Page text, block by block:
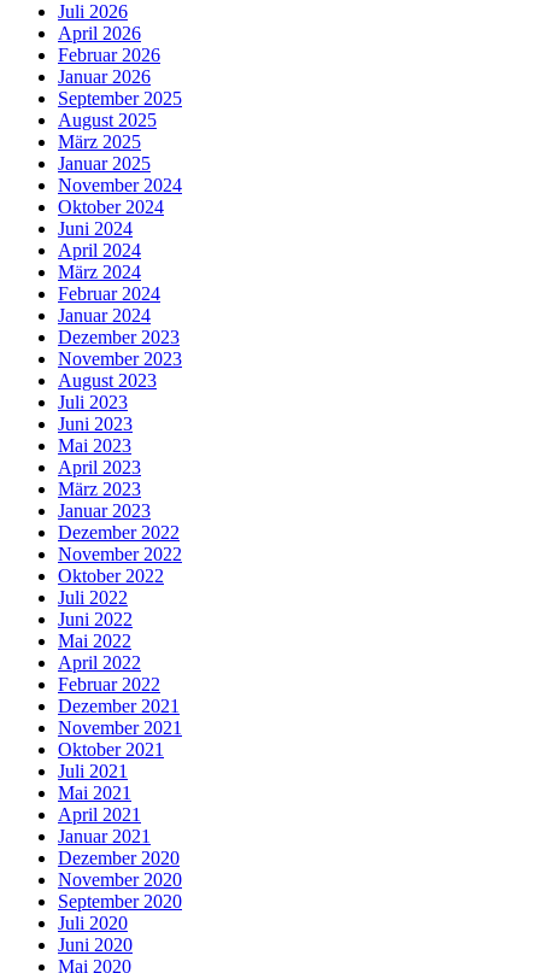
Juli 2026
April 2026
Februar 2026
Januar 2026
September 2025
August 2025
März 2025
Januar 2025
November 2024
Oktober 2024
Juni 2024
April 2024
März 2024
Februar 2024
Januar 2024
Dezember 2023
November 2023
August 2023
Juli 2023
Juni 2023
Mai 2023
April 2023
März 2023
Januar 2023
Dezember 2022
November 2022
Oktober 2022
Juli 2022
Juni 2022
Mai 2022
April 2022
Februar 2022
Dezember 2021
November 2021
Oktober 2021
Juli 2021
Mai 2021
April 2021
Januar 2021
Dezember 2020
November 2020
September 2020
Juli 2020
Juni 2020
Mai 2020